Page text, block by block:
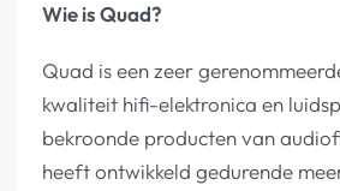
Wie is Quad?
Quad is een zeer
kwaliteit hifi-elektronica en
bekroonde producten van
heeft ontwikkeld gedurende